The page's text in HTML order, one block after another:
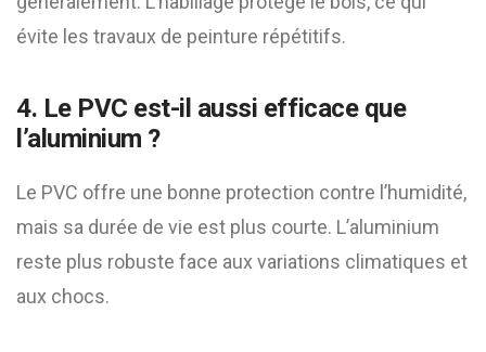
évite les travaux de peinture répétitifs.
4. Le PVC est-il aussi efficace que
l’aluminium ?
Le PVC offre une bonne protection contre l’humidité,
mais sa durée de vie est plus courte. L’aluminium
reste plus robuste face aux variations climatiques et
aux chocs.